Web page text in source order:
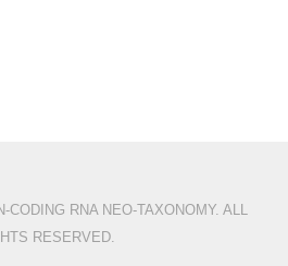
CODING RNA NEO-TAXONOMY. ALL
RESERVED.